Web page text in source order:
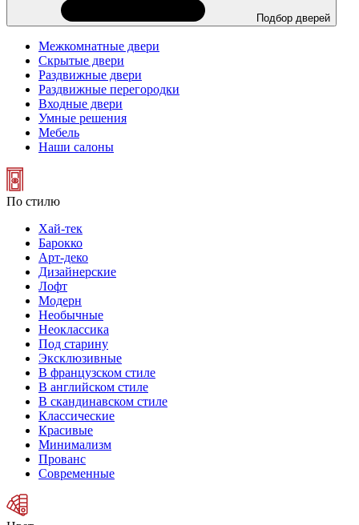
Подбор дверей
Межкомнатные двери
Скрытые двери
Раздвижные двери
Раздвижные перегородки
Входные двери
Умные решения
Мебель
Наши салоны
По стилю
Хай-тек
Барокко
Арт-деко
Дизайнерские
Лофт
Модерн
Необычные
Неоклассика
Под старину
Эксклюзивные
В французском стиле
В английском стиле
В скандинавском стиле
Классические
Красивые
Минимализм
Прованс
Современные